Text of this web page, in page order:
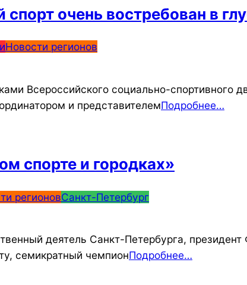
очень востребован в
Новости регионов
Всероссийского социально-спортивного
и представителемПодробнее…
спорте и городках»
регионовСанкт-Петербург
деятель Санкт-Петербурга,
семикратный чемпионПодробнее…